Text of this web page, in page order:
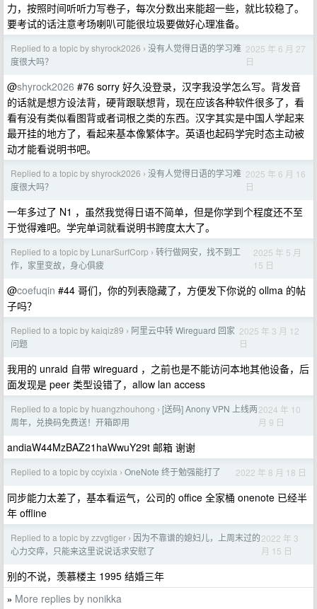
力，按照时间听听力写卷子，每次分数出来能超一些，就比较稳了。
要考试的话注意考场喇叭可能很垃圾要做好心理准备。
Replied to a topic by shyrock2026 › 没有人觉得日语的学习难
度很大吗？
2025 年 6 月 27
日
@shyrock2026 #76 sorry 好久没登录，汉字我没学怎么写。背发音
的话就是想方设法背，硬背跟联想背，现在应该各种软件很多了，看
看有没有类似看图背或者词根之类的东西。汉字其实是中国人学起来
最开挂的地方了，看起来基本像繁体字。英语也起码学完时态主动被
动才能看说明书吧。
Replied to a topic by shyrock2026 › 没有人觉得日语的学习难
度很大吗？
2025 年 6 月 16
日
一年多过了 N1 ，虽然我觉得日语不简单，但是你学到个程度还不至
于觉得难吧。学完单词就看说明书跨度太大了。
Replied to a topic by LunarSurfCorp › 转行做网安，找不到工
作，家里变故，身心俱疲
2025 年 5 月
15 日
@coefuqin #44 哥们，你的列表隐藏了，方便发下你说的 ollma 的帖
子吗？
Replied to a topic by kaiqiz89 › 阿里云中转 Wireguard 回家
问题
2025 年 3 月 12
日
我用的 unraid 自带 wireguard ，之前也是不能访问本地其他设备，后
面发现是 peer 类型设错了，allow lan access
Replied to a topic by huangzhouhong › [送码] Anony VPN 上线两
周年，兑换码免费送！开箱即用
2024 年 10
月 9 日
andiaW44MzBAZ21haWwuY29t 邮箱 谢谢
Replied to a topic by ccyixia › OneNote 终于勉强能打了 2022 年 8 月 18 日
同步能力太差了，基本看运气，公司的 office 全家桶 onenote 已经半
年 offline
Replied to a topic by zzvgtiger › 因为不靠谱的媳妇儿，上周末过的
心力交瘁，只能来这里说说话求安慰了
2022 年 3
月 15 日
别的不说，羡慕楼主 1995 结婚三年
» More replies by nonikka